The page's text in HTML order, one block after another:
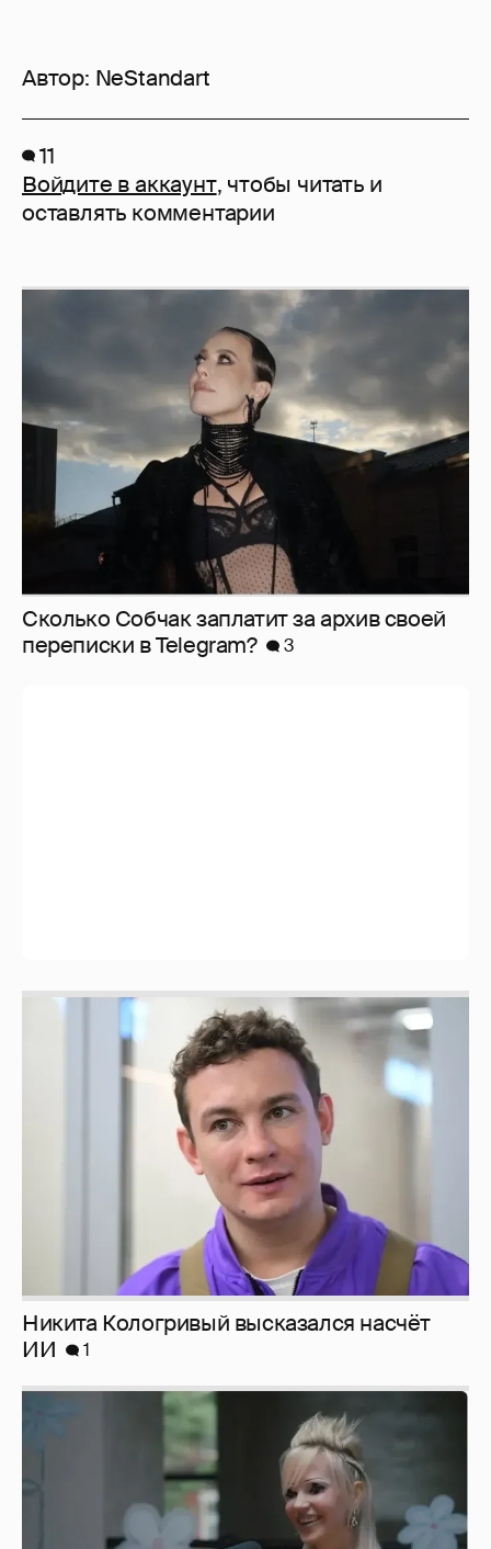
Автор: NeStandart
11
Войдите в аккаунт, чтобы читать и
оставлять комментарии
Сколько Собчак заплатит за архив своей
перeписки в Telegram?
3
Никита Кологривый высказался насчёт
Певица Глюкоза рассказала о съёмках для
эротического журнала
3